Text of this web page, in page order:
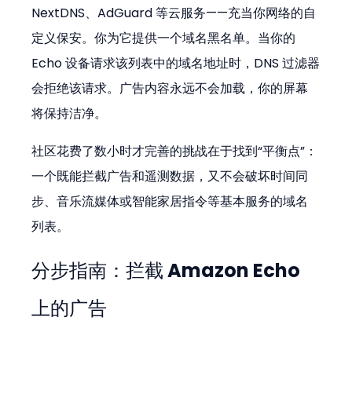
NextDNS、AdGuard 等云服务——充当你网络的自
定义保安。你为它提供一个域名黑名单。当你的
Echo 设备请求该列表中的域名地址时，DNS 过滤器
会拒绝该请求。广告内容永远不会加载，你的屏幕
将保持洁净。
社区花费了数小时才完善的挑战在于找到“平衡点”：
一个既能拦截广告和遥测数据，又不会破坏时间同
步、音乐流媒体或智能家居指令等基本服务的域名
列表。
分步指南：拦截 Amazon Echo
上的广告